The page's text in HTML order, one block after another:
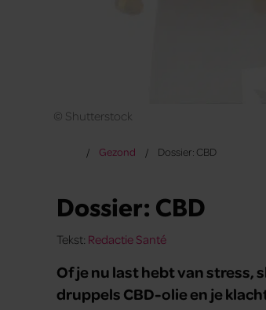
© Shutterstock
Gezond Dossier: CBD
Dossier: CBD
Tekst: Redactie Santé
Of je nu last hebt van stress,
druppels CBD-olie en je